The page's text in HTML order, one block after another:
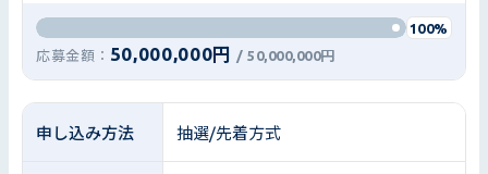
100%
応募金額： 50,000,000円 /50,000,000円
申し込み方法 抽選/先着方式